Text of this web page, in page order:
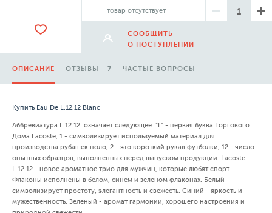
товар отсутствует
СООБЩИТЬ
О ПОСТУПЛЕНИИ
ОПИСАНИЕ ОТЗЫВЫ - 7 ЧАСТЫЕ ВОПРОСЫ
Купить Eau De L.12.12 Blanc
Аббревиатура L.12.12. означает следующее: "L" - первая буква Торгового
Дома Lacoste, 1 - символизирует используемый материал для
производства рубашек поло, 2 - это короткий рукав футболки, 12 - число
опытных образцов, выполненных перед выпуском продукции. Lacoste
L.12.12 - новое ароматное трио для мужчин, которые любят спорт.
Флаконы исполнены в белом, синем и зеленом флаконах. Белый -
символизирует простоту, элегантность и свежесть. Синий - яркость и
мужественность. Зеленый - аромат гармонии, хорошего настроения и